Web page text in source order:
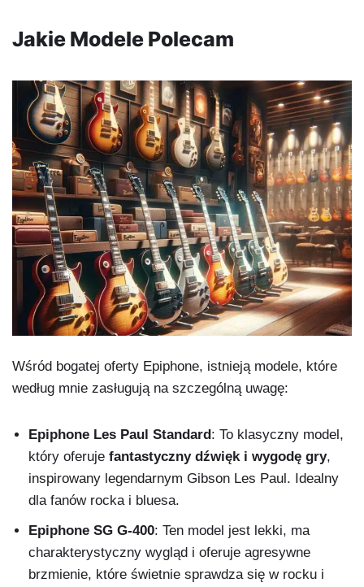
Jakie Modele Polecam
Wśród bogatej oferty Epiphone, istnieją modele, które
według mnie zasługują na szczególną uwagę:
Epiphone Les Paul Standard: To klasyczny model,
który oferuje fantastyczny dźwięk i wygodę gry,
inspirowany legendarnym Gibson Les Paul. Idealny
dla fanów rocka i bluesa.
Epiphone SG G-400: Ten model jest lekki, ma
charakterystyczny wygląd i oferuje agresywne
brzmienie, które świetnie sprawdza się w rocku i